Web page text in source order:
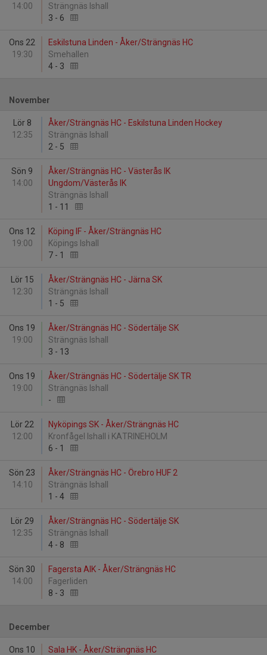
14:00
Strängnäs Ishall
3 - 6
Ons 22
19:30
Eskilstuna Linden - Åker/Strängnäs HC
Smehallen
4 - 3
November
Lör 8
12:35
Åker/Strängnäs HC - Eskilstuna Linden Hockey
Strängnäs Ishall
2 - 5
Sön 9
14:00
Åker/Strängnäs HC - Västerås IK
Ungdom/Västerås IK
Strängnäs Ishall
1 - 11
Ons 12
19:00
Köping IF - Åker/Strängnäs HC
Köpings Ishall
7 - 1
Lör 15
12:30
Åker/Strängnäs HC - Järna SK
Strängnäs Ishall
1 - 5
Ons 19
19:00
Åker/Strängnäs HC - Södertälje SK
Strängnäs Ishall
3 - 13
Ons 19
19:00
Åker/Strängnäs HC - Södertälje SK TR
Strängnäs Ishall
-
Lör 22
12:00
Nyköpings SK - Åker/Strängnäs HC
Kronfågel Ishall i KATRINEHOLM
6 - 1
Sön 23
14:10
Åker/Strängnäs HC - Örebro HUF 2
Strängnäs Ishall
1 - 4
Lör 29
12:35
Åker/Strängnäs HC - Södertälje SK
Strängnäs Ishall
4 - 8
Sön 30
14:00
Fagersta AIK - Åker/Strängnäs HC
Fagerliden
8 - 3
December
Ons 10
Sala HK - Åker/Strängnäs HC